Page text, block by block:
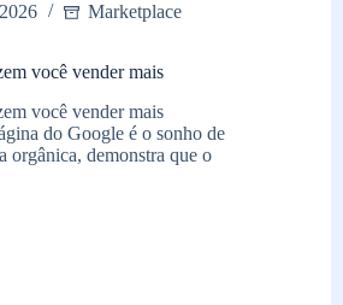
Marketplace
você vender mais
você vender mais
do Google é o sonho de
orgânica, demonstra que o